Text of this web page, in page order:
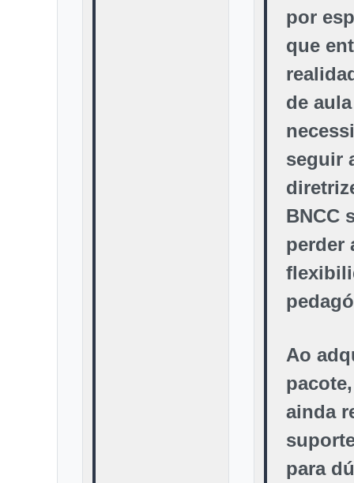
por
que
de
seguir
BNCC
perder
Ao
ainda
para